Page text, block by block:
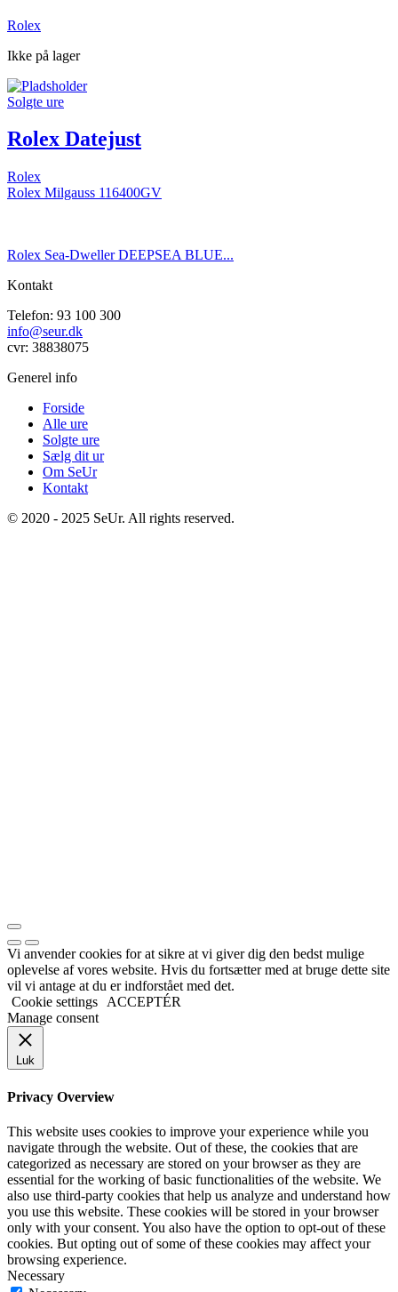
Rolex
Ikke på lager
Solgte ure
Rolex Datejust
Rolex
Rolex Milgauss 116400GV
Rolex Sea-Dweller DEEPSEA BLUE...
Kontakt
Telefon: 93 100 300
info@seur.dk
cvr: 38838075
Generel info
Forside
Alle ure
Solgte ure
Sælg dit ur
Om SeUr
Kontakt
© 2020 - 2025 SeUr. All rights reserved.
Vi anvender cookies for at sikre at vi giver dig den bedst mulige
oplevelse af vores website. Hvis du fortsætter med at bruge dette site
vil vi antage at du er indforstået med det.
Cookie settings
ACCEPTÉR
Manage consent
Luk
Privacy Overview
This website uses cookies to improve your experience while you
navigate through the website. Out of these, the cookies that are
categorized as necessary are stored on your browser as they are
essential for the working of basic functionalities of the website. We
also use third-party cookies that help us analyze and understand how
you use this website. These cookies will be stored in your browser
only with your consent. You also have the option to opt-out of these
cookies. But opting out of some of these cookies may affect your
browsing experience.
Necessary